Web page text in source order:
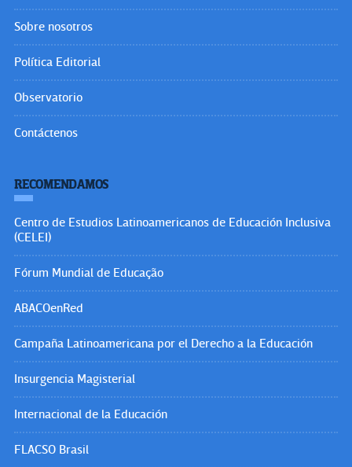
Sobre nosotros
Política Editorial
Observatorio
Contáctenos
RECOMENDAMOS
Centro de Estudios Latinoamericanos de Educación Inclusiva
(CELEI)
Fórum Mundial de Educação
ABACOenRed
Campaña Latinoamericana por el Derecho a la Educación
Insurgencia Magisterial
Internacional de la Educación
FLACSO Brasil